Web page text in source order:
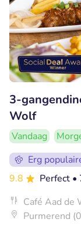
3-
Wolf
Vandaag
Erg
9.8
Perfect •
Café Aad de
Purmerend